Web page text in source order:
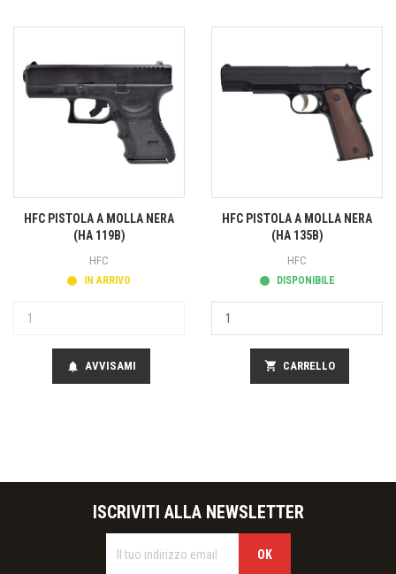
HFC PISTOLA A MOLLA NERA
(HA 119B)
HFC
IN ARRIVO
notifications AVVISAMI
HFC PISTOLA A MOLLA NERA
(HA 135B)
HFC
DISPONIBILE
shopping_cart CARRELLO
ISCRIVITI ALLA NEWSLETTER